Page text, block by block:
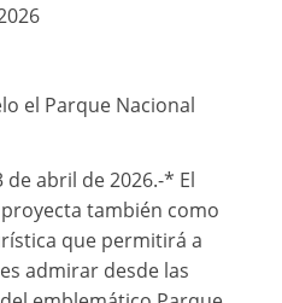
el Parque Nacional
abril de 2026.-* El
también como
que permitirá a
admirar desde las